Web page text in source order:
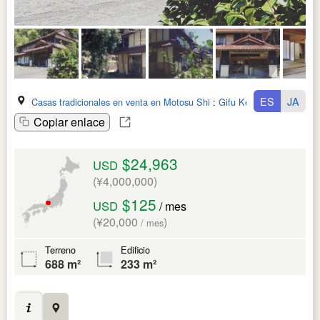
Casas tradicionales en venta en Motosu Shi : Gifu Ken
Copiar enlace
ES JA
USD $24,963
(¥4,000,000)
USD $125 / mes
(¥20,000 / mes)
Terreno
688 m²
Edificio
233 m²